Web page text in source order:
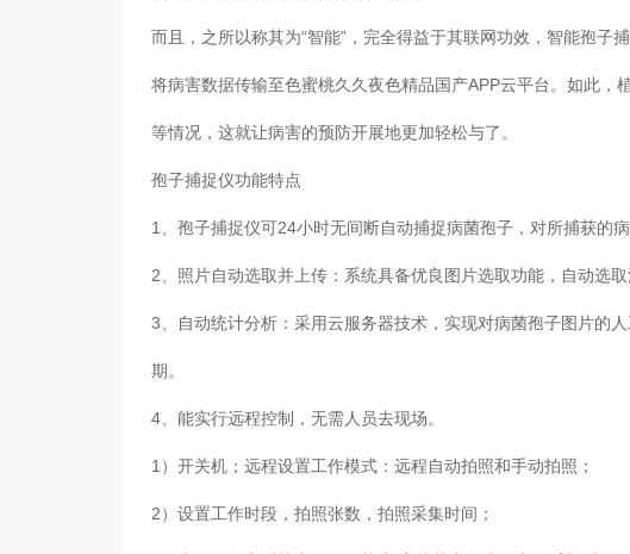
而且，之所以称其为“智能”，完全得益于其联网功效，智能孢
将病害数据传输至色蜜桃久久夜色精品国产APP云平台。如此
等情况，这就让病害的预防开展地更加轻松与了。
孢子捕捉仪功能特点
1、孢子捕捉仪可24小时无间断自动捕捉病菌孢子，对所捕获的
2、照片自动选取并上传：系统具备优良图片选取功能，自动选
3、自动统计分析：采用云服务器技术，实现对病菌孢子图片的
期。
4、能实行远程控制，无需人员去现场。
1）开关机；远程设置工作模式：远程自动拍照和手动拍照；
2）设置工作时段，拍照张数，拍照采集时间；